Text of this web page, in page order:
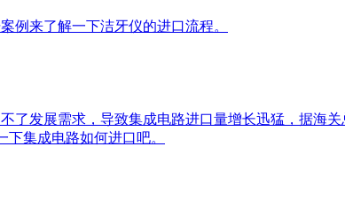
来了解一下洁牙仪的进口流程。
发展需求，导致集成电路进口量增长迅猛，据海
集成电路如何进口吧。